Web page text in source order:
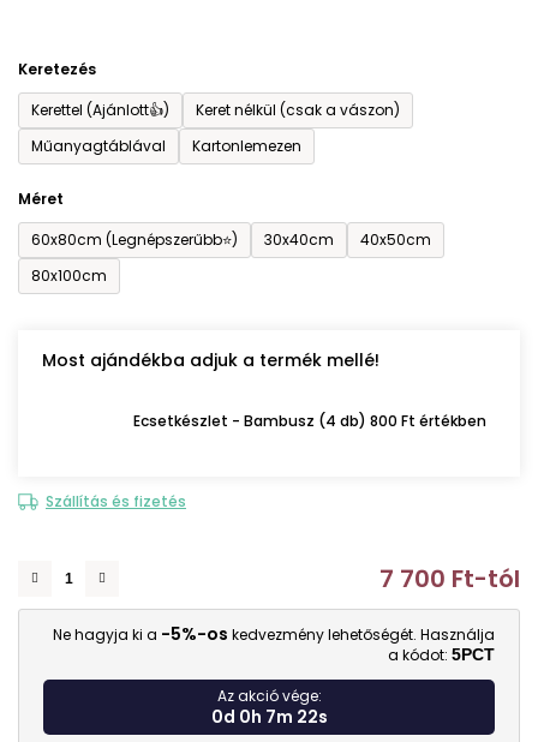
Keretezés
Kerettel (Ajánlott👍)
Keret nélkül (csak a vászon)
Műanyagtáblával
Kartonlemezen
Méret
60x80cm (Legnépszerűbb⭐)
30x40cm
40x50cm
80x100cm
Most ajándékba adjuk a termék mellé!
Ecsetkészlet - Bambusz (4 db) 800 Ft értékben
Szállítás és fizetés
7 700 Ft-tól
Ne hagyja ki a -5%-os kedvezmény lehetőségét. Használja
a kódot: 5PCT
Az akció vége:
0d 0h 7m 21s